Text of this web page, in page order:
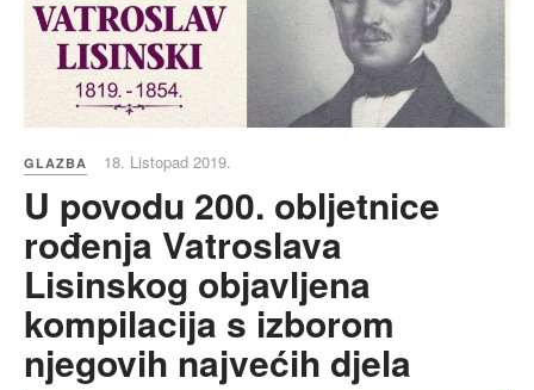
GLAZBA 18. Listopad 2019.
U povodu 200. obljetnice
rođenja Vatroslava
Lisinskog objavljena
kompilacija s izborom
njegovih najvećih djela